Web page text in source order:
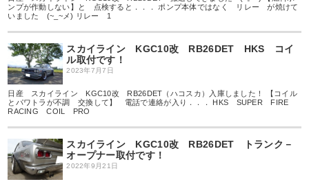
ンプが作動しない】と 点検すると．．． ポンプ本体ではなく リレー が焼けて
いました (~_~メ) リレー 1
スカイライン KGC10改 RB26DET HKS コイ
ル取付です！
2023年7月7日
日産 スカイライン KGC10改 RB26DET（ハコスカ）入庫しました！ 【コイル
とパワトラが不調 交換して】 電話で連絡が入り．．． HKS SUPER FIRE
RACING COIL PRO
スカイライン KGC10改 RB26DET トランク－
オープナー取付です！
2022年9月21日